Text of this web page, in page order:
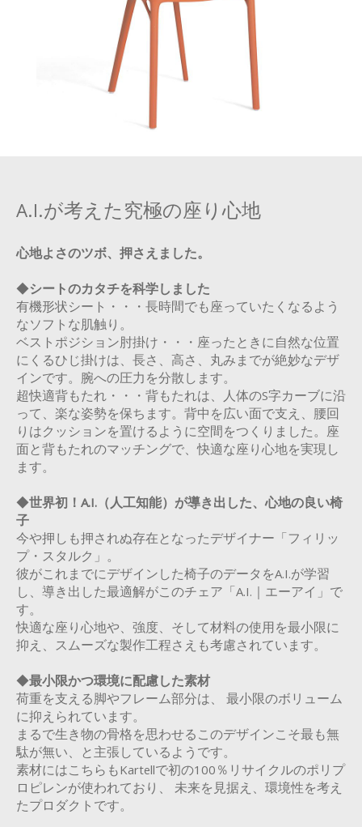
A.I.が考えた究極の座り心地
心地よさのツボ、押さえました。
◆シートのカタチを科学しました
有機形状シート・・・長時間でも座っていたくなるよう
なソフトな肌触り。
ベストポジション肘掛け・・・座ったときに自然な位置
にくるひじ掛けは、長さ、高さ、丸みまでが絶妙なデザ
インです。腕への圧力を分散します。
超快適背もたれ・・・背もたれは、人体のS字カーブに沿
って、楽な姿勢を保ちます。背中を広い面で支え、腰回
りはクッションを置けるように空間をつくりました。座
面と背もたれのマッチングで、快適な座り心地を実現し
ます。
◆世界初！A.I.（人工知能）が導き出した、心地の良い椅
子
今や押しも押されぬ存在となったデザイナー「フィリッ
プ・スタルク」。
彼がこれまでにデザインした椅子のデータをA.I.が学習
し、導き出した最適解がこのチェア「A.I.｜エーアイ」で
す。
快適な座り心地や、強度、そして材料の使用を最小限に
抑え、スムーズな製作工程さえも考慮されています。
◆最小限かつ環境に配慮した素材
荷重を支える脚やフレーム部分は、 最小限のボリューム
に抑えられています。
まるで生き物の骨格を思わせるこのデザインこそ最も無
駄が無い、と主張しているようです。
素材にはこちらもKartellで初の100％リサイクルのポリプ
ロピレンが使われており、 未来を見据え、環境性を考え
たプロダクトです。